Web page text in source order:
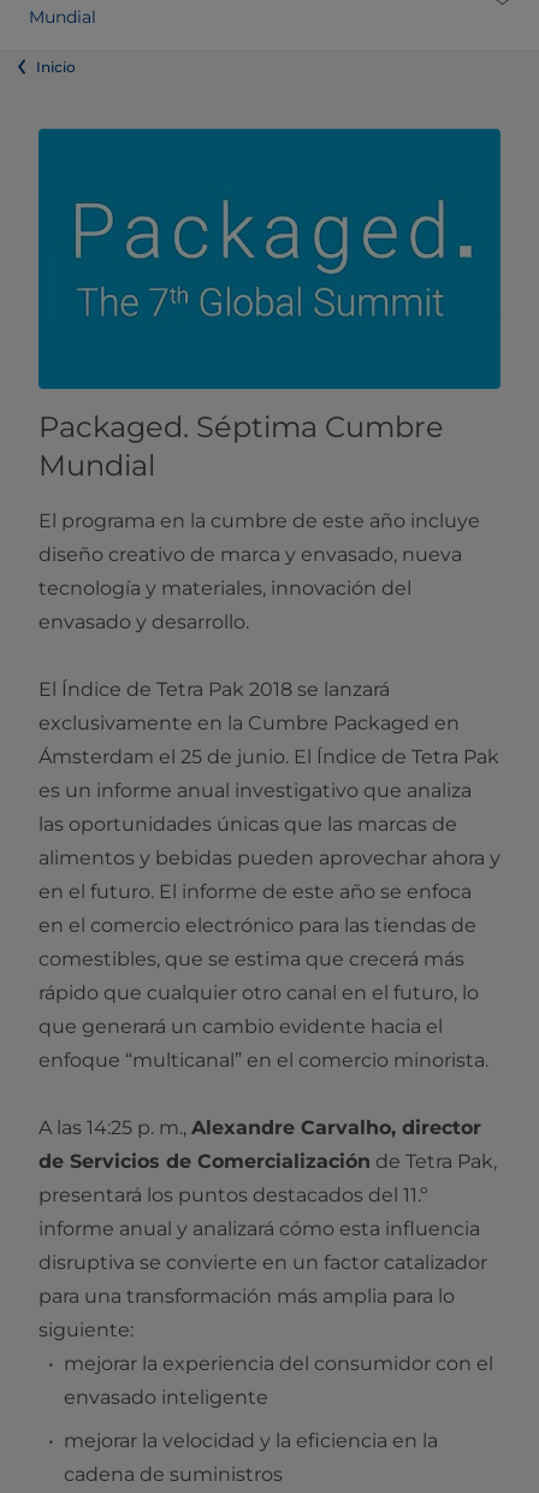
Mundial
Inicio
Packaged. Séptima Cumbre
Mundial
El programa en la cumbre de este año incluye
diseño creativo de marca y envasado, nueva
tecnología y materiales, innovación del
envasado y desarrollo.
El Índice de Tetra Pak 2018 se lanzará
exclusivamente en la Cumbre Packaged en
Ámsterdam el 25 de junio. El Índice de Tetra Pak
es un informe anual investigativo que analiza
las oportunidades únicas que las marcas de
alimentos y bebidas pueden aprovechar ahora y
en el futuro. El informe de este año se enfoca
en el comercio electrónico para las tiendas de
comestibles, que se estima que crecerá más
rápido que cualquier otro canal en el futuro, lo
que generará un cambio evidente hacia el
enfoque “multicanal” en el comercio minorista.
A las 14:25 p. m., Alexandre Carvalho, director
de Servicios de Comercialización de Tetra Pak,
presentará los puntos destacados del 11.º
informe anual y analizará cómo esta influencia
disruptiva se convierte en un factor catalizador
para una transformación más amplia para lo
siguiente:
mejorar la experiencia del consumidor con el
envasado inteligente
mejorar la velocidad y la eficiencia en la
cadena de suministros